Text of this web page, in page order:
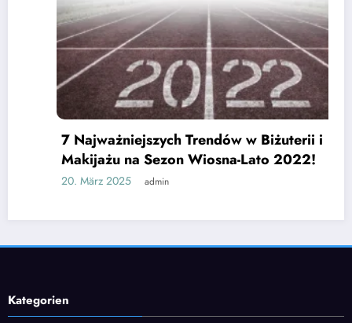
7 Najważniejszych Trendów w Biżuterii i
Makijażu na Sezon Wiosna-Lato 2022!
20. März 2025 admin
Kategorien